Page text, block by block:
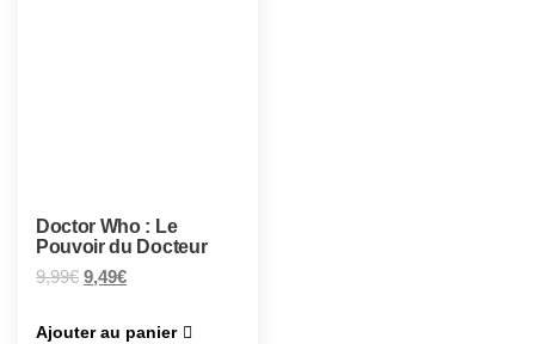
Doctor Who : Le
Pouvoir du Docteur
9,99€ 9,49€
Ajouter au panier